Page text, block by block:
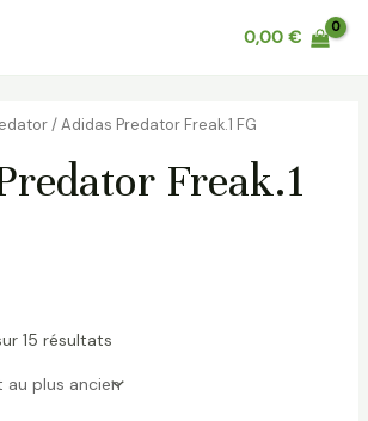
0,00€
/ Adidas Predator Freak.1 FG
Freak.1
15 résultats